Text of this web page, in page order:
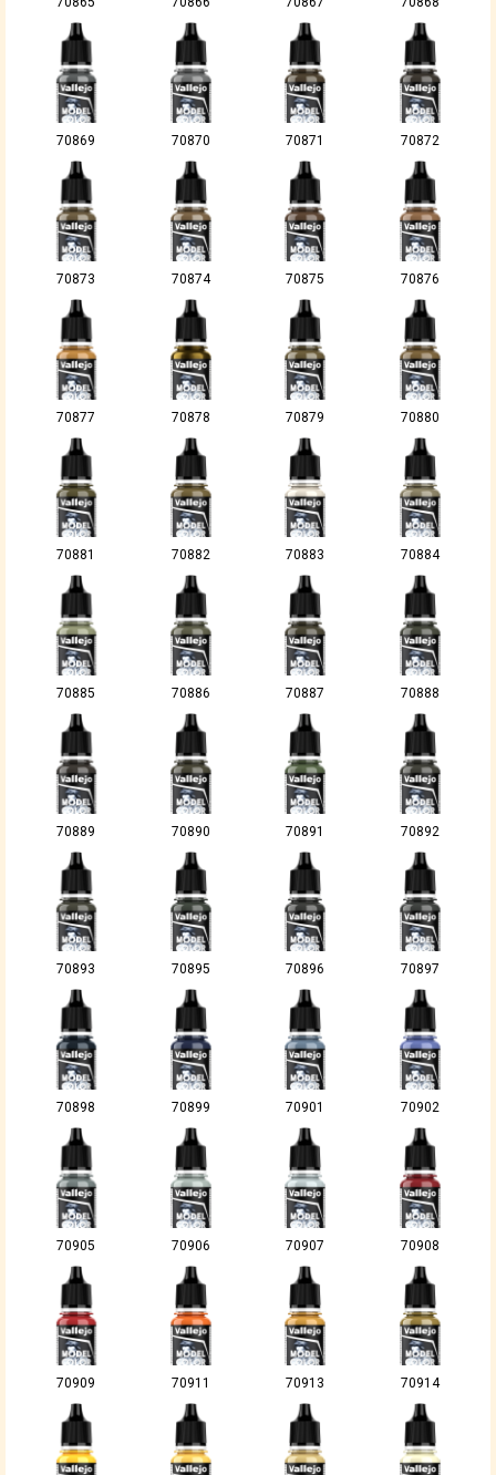
70869 70870 70871 70872
70873 70874 70875 70876
70877 70878 70879 70880
70881 70882 70883 70884
70885 70886 70887 70888
70889 70890 70891 70892
70893 70895 70896 70897
70898 70899 70901 70902
70905 70906 70907 70908
70909 70911 70913 70914